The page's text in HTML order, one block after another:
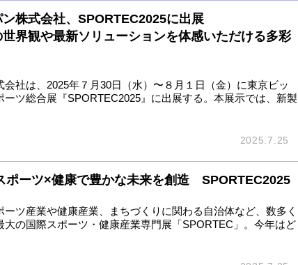
株式会社、SPORTEC2025に出展
界観や最新ソリューションを体感いただける多彩
社は、2025年７月30日（水）〜８月１日（金）に東京ビッ
ツ総合展『SPORTEC2025』に出展する。本展示では、新製
2025.7.25
ポーツ×健康で豊かな未来を創造 SPORTEC2025
ツ産業や健康産業、まちづくりに関わる自治体など、数多く
の国際スポーツ・健康産業専門展「SPORTEC」。今年はど